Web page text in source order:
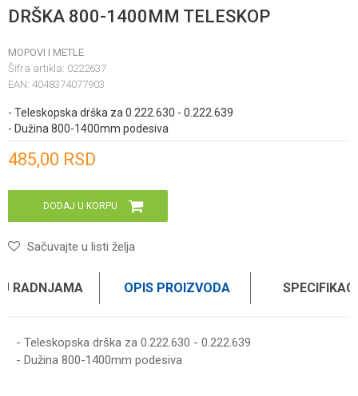
DRŠKA 800-1400MM TELESKOP
MOPOVI I METLE
Šifra artikla: 0222637
EAN: 4048374077903
- Teleskopska drška za 0.222.630 - 0.222.639
- Dužina 800-1400mm podesiva
485,00 RSD
DODAJ U KORPU
Sačuvajte u listi želja
RADNJAMA OPIS PROIZVODA
- Teleskopska drška za 0.222.630 - 0.222.639
- Dužina 800-1400mm podesiva